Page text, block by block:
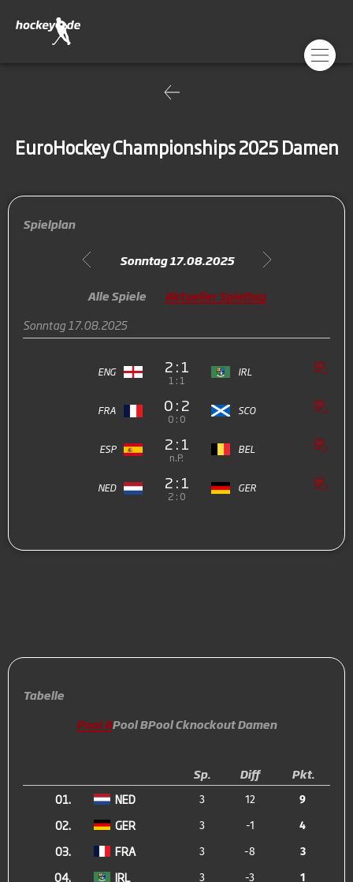
EuroHockey Championships 2025 Damen
Spielplan
Sonntag 17.08.2025
Alle Spiele
Aktueller Spieltag
Sonntag 17.08.2025
ENG 2 : 1
1 : 1
IRL
FRA 0 : 2
0 : 0
SCO
ESP 2 : 1
n.P.
BEL
NED 2 : 1
2 : 0
GER
Tabelle
Pool APool BPool Cknockout Damen
Sp. Diff
Pkt.
01.
NED 3 12 9
02. GER 3 -1 4
03. FRA 3 -8 3
04. IRL 3 -3 1